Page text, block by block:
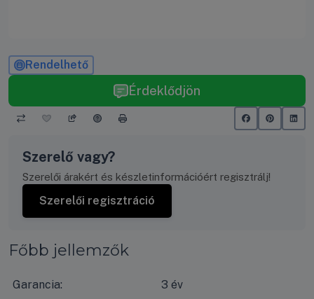
Rendelhető
Érdeklődjön
Szerelő vagy?
Szerelői árakért és készletinformációért regisztrálj!
Szerelői regisztráció
Főbb jellemzők
Garancia:
3 év